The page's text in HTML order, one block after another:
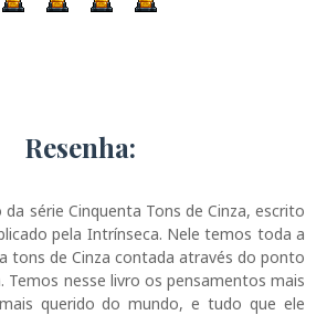
Resenha:
série Cinquenta Tons de Cinza, escrito
pela Intrínseca. Nele temos toda a
tons de Cinza contada através do ponto
Temos nesse livro os pensamentos mais
querido do mundo, e tudo que ele